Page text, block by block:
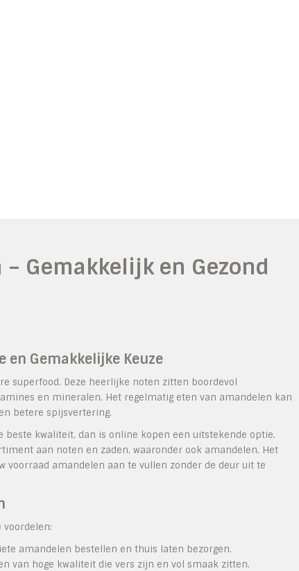
Gemakkelijk en Gezond
en Gemakkelijke Keuze
superfood. Deze heerlijke noten zitten boordevol
en mineralen. Het regelmatig eten van amandelen kan
betere spijsvertering.
beste kwaliteit, dan is online kopen een uitstekende optie.
aan noten en zaden, waaronder ook amandelen. Het
amandelen aan te vullen zonder de deur uit te
amandelen bestellen en thuis laten bezorgen.
van hoge kwaliteit die vers zijn en vol smaak zitten.